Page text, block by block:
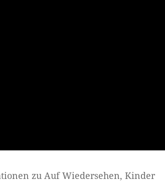
zu Auf Wiedersehen, Kinder